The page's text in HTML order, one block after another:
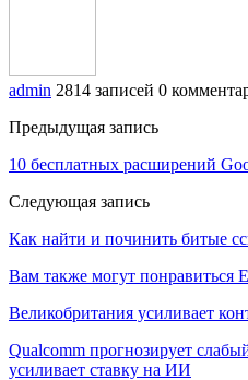
admin 2814 записей 0
Предыдущая запись
10 бесплатных расширений
Следующая запись
Как найти и починить битые
Вам также могут понравиться
Великобритания усиливает
Qualcomm прогнозирует
усиливает ставку на ИИ